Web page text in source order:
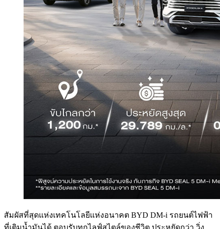
สัมผัสที่สุดแห่งเทคโนโลยีแห่งอนาคต BYD DM-i รถยนต์ไฟฟ้า
ที่เติมน้ำมันได้ ตอบรับทุกไลฟ์สไตล์ของชีวิต ประหยัดกว่า วิ่ง